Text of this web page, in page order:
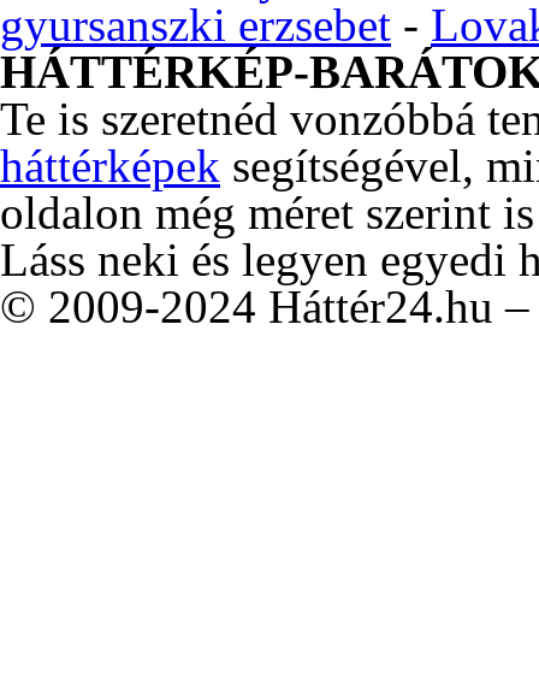
gyursanszki erzsebet -
HÁTTÉRKÉP-
Te is szeretnéd vonzóbbá
háttérképek segítségével,
oldalon még méret szerint
Láss neki és legyen egyedi
© 2009-2024 Háttér24.hu